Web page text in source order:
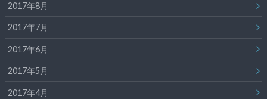
2017年8月
2017年7月
2017年6月
2017年5月
2017年4月